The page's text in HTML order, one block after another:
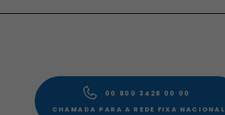
00 800 3428 00 00​
CHAMADA PARA A REDE FIXA NACIONAL